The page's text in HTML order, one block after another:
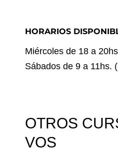
HORARIOS
Miércoles de 18 a
Sábados de 9 a 11hs.
OTROS
VOS